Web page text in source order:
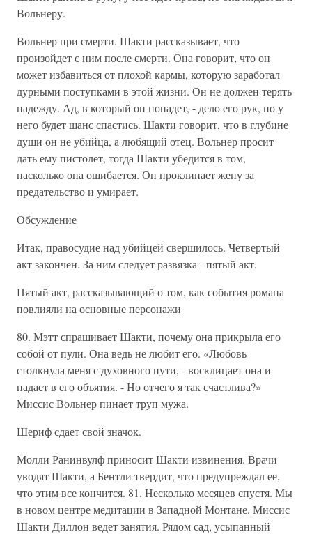
Вольнеру.
Вольнер при смерти. Шакти рассказывает, что
произойдет с ним после смерти. Она говорит, что он
может избавиться от плохой кармы, которую заработал
дурными поступками в этой жизни. Он не должен терять
надежду. Ад, в который он попадет, - дело его рук, но у
него будет шанс спастись. Шакти говорит, что в глубине
души он не убийца, а любящий отец. Вольнер просит
дать ему пистолет, тогда Шакти убедится в том,
насколько она ошибается. Он проклинает жену за
предательство и умирает.
Обсуждение
Итак, правосудие над убийцей свершилось. Четвертый
акт закончен. За ним следует развязка - пятый акт.
Пятый акт, рассказывающий о том, как события романа
повлияли на основные персонажи
80. Мэтт спрашивает Шакти, почему она прикрыла его
собой от пули. Она ведь не любит его. «Любовь
столкнула меня с духовного пути, - восклицает она и
падает в его объятия. - Но отчего я так счастлива?»
Миссис Вольнер пинает труп мужа.
Шериф сдает свой значок.
Молли Ранинвулф приносит Шакти извинения. Врачи
уводят Шакти, а Бентли твердит, что предупреждал ее,
что этим все кончится. 81. Несколько месяцев спустя. Мы
в новом центре медитации в Западной Монтане. Миссис
Шакти Диллон ведет занятия. Рядом сад, усыпанный